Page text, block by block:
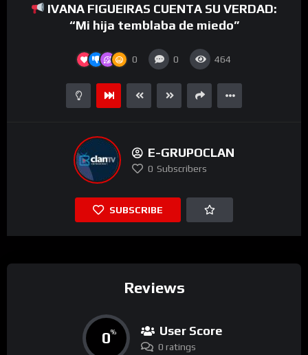
IVANA FIGUEIRAS CUENTA SU VERDAD:
“Mi hija temblaba de miedo”
0 0 464
E-GRUPOCLAN
0 Subscribers
SUBSCRIBE
Reviews
0% User Score
0 ratings